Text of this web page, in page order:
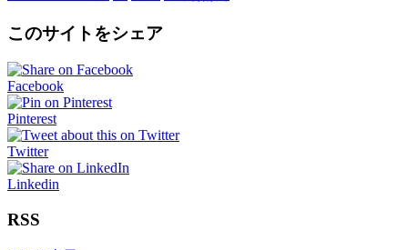
このサイトをシェア
Facebook
Pinterest
Twitter
Linkedin
RSS